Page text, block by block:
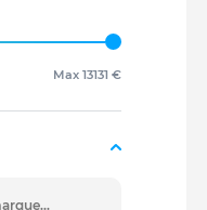
Max 13131 €